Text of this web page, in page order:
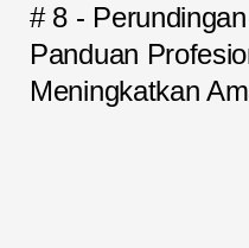
# 8 -
Panduan
Meningkatkan